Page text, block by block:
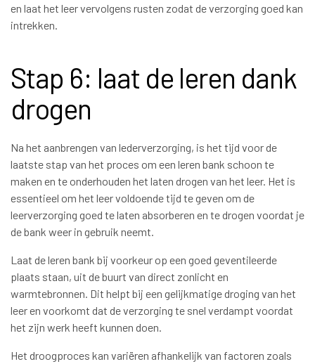
en laat het leer vervolgens rusten zodat de verzorging goed kan
intrekken.
Stap 6: laat de leren dank
drogen
Na het aanbrengen van lederverzorging, is het tijd voor de
laatste stap van het proces om een leren bank schoon te
maken en te onderhouden het laten drogen van het leer. Het is
essentieel om het leer voldoende tijd te geven om de
leerverzorging goed te laten absorberen en te drogen voordat je
de bank weer in gebruik neemt.
Laat de leren bank bij voorkeur op een goed geventileerde
plaats staan, uit de buurt van direct zonlicht en
warmtebronnen. Dit helpt bij een gelijkmatige droging van het
leer en voorkomt dat de verzorging te snel verdampt voordat
het zijn werk heeft kunnen doen.
Het droogproces kan variëren afhankelijk van factoren zoals